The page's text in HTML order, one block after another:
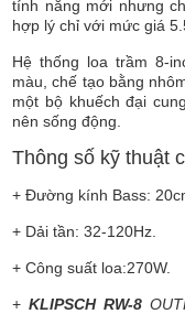
tính năng mới nhưng
hợp lý chỉ với mức giá
Hệ thống loa trầm 8-
màu, chế tạo bằng
một bộ khuếch đại
nên sống động.
Thông số kỹ thuật
+ Đường kính Bass:
+ Dải tần: 32-120Hz.
+ Công suất loa:270W.
+ KLIPSCH RW-8